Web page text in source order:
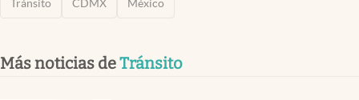
Tránsito CDMX México
Más noticias deTránsito